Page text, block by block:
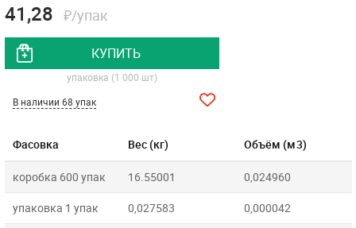
Фасовка Вес (кг) Объём (м3)
коробка 600 упак 16.55001 0,024960
упаковка 1 упак 0,027583 0,000042
41,28 ₽/упак
КУПИТЬ
упаковка (1 000 шт)
В наличии 68 упак